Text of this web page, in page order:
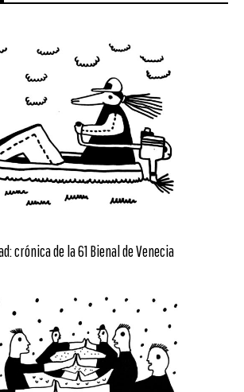
crónica de la 61 Bienal de Venecia